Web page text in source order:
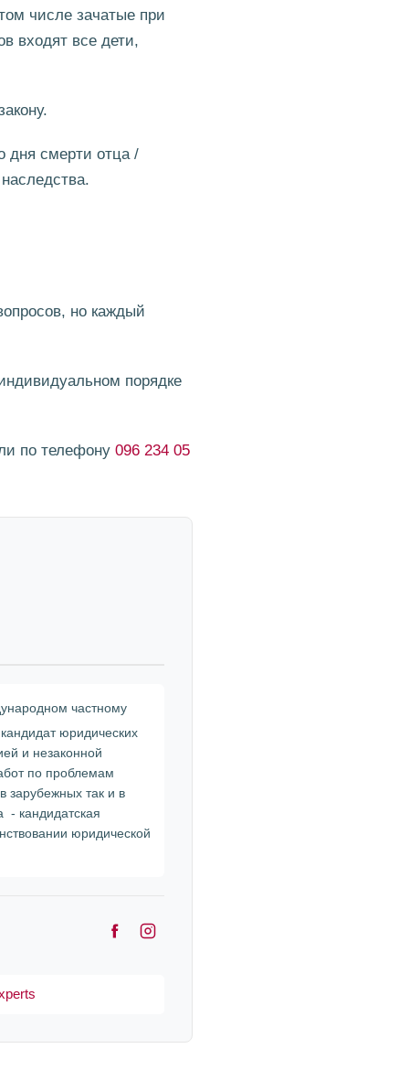
числе зачатые при
входят все дети,
дня смерти отца /
но каждый
порядке
по телефону 096 234 05
частному
юридических
и незаконной
по проблемам
зарубежных так и в
- кандидатская
юридической
F
I